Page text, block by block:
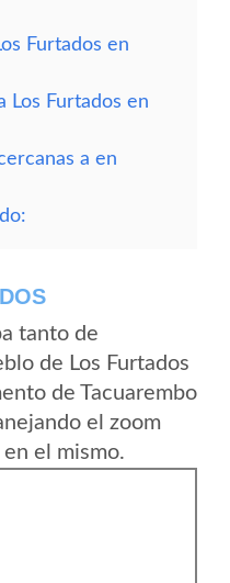
Furtados en
Los Furtados en
a en
tanto de
de Los Furtados
de Tacuarembo
el zoom
el mismo.